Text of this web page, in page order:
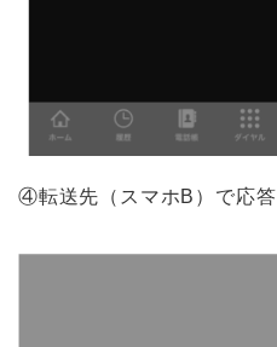
④転送先（スマホB）で応答